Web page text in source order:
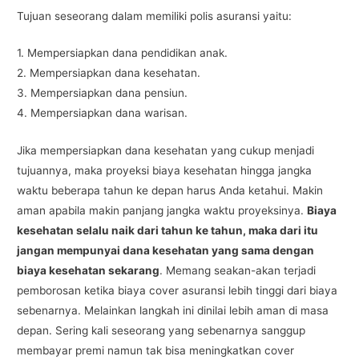
Tujuan seseorang dalam memiliki polis asuransi yaitu:
1. Mempersiapkan dana pendidikan anak.
2. Mempersiapkan dana kesehatan.
3. Mempersiapkan dana pensiun.
4. Mempersiapkan dana warisan.
Jika mempersiapkan dana kesehatan yang cukup menjadi
tujuannya, maka proyeksi biaya kesehatan hingga jangka
waktu beberapa tahun ke depan harus Anda ketahui. Makin
aman apabila makin panjang jangka waktu proyeksinya.Biaya
kesehatan selalu naik dari tahun ke tahun, maka dari itu
jangan mempunyai dana kesehatan yang sama dengan
biaya kesehatan sekarang. Memang seakan-akan terjadi
pemborosan ketika biaya cover asuransi lebih tinggi dari biaya
sebenarnya. Melainkan langkah ini dinilai lebih aman di masa
depan. Sering kali seseorang yang sebenarnya sanggup
membayar premi namun tak bisa meningkatkan cover